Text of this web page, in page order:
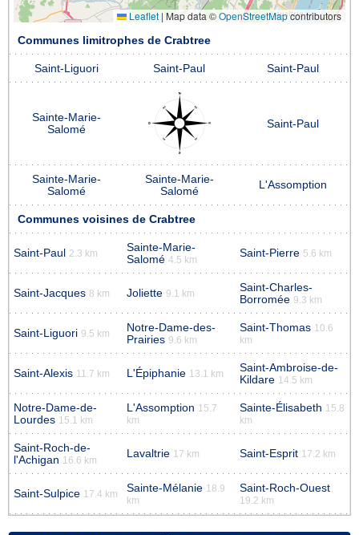
Leaflet | Map data ©OpenStreetMapcontributors
Communes limitrophes de Crabtree
Saint-Liguori Saint-Paul Saint-Paul
Sainte-Marie-
Salomé
Saint-Paul
Sainte-Marie-
Salomé
Sainte-Marie-
Salomé
L'Assomption
Communes voisines de Crabtree
Saint-Paul 2.3 km
Sainte-Marie-
Salomé 4.5 km
Saint-Pierre 5.6 km
Saint-Jacques 8 km Joliette 9.1 km
Saint-Charles-
Borromée 9.3 km
Saint-Liguori 9.5 km
Notre-Dame-des-
Prairies 9.6 km
Saint-Thomas 10.6
km
Saint-Alexis 11.7 km L'Épiphanie 13.1 km
Saint-Ambroise-de-
Kildare 14.5 km
Notre-Dame-de-
Lourdes 15.1 km
L'Assomption 15.7
km
Sainte-Élisabeth 15.8
km
Saint-Roch-de-
l'Achigan 16.6 km
Lavaltrie 17 km Saint-Esprit 17.2 km
Saint-Sulpice 17.4 km Sainte-Mélanie 18.9
km
Saint-Roch-Ouest
19.2 km